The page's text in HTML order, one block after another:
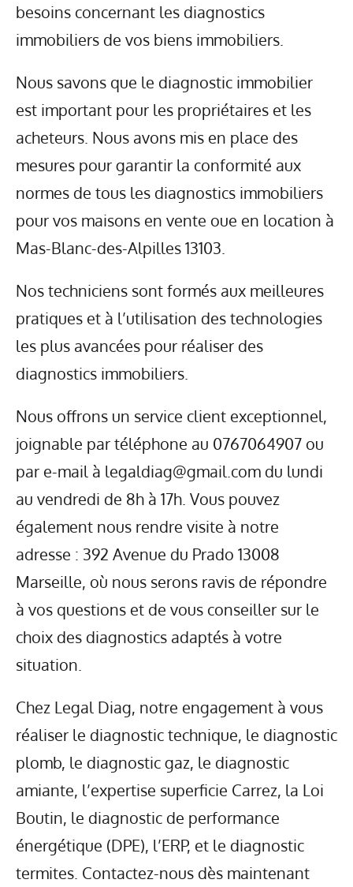
besoins concernant les diagnostics
immobiliers de vos biens immobiliers.
Nous savons que le diagnostic immobilier
est important pour les propriétaires et les
acheteurs. Nous avons mis en place des
mesures pour garantir la conformité aux
normes de tous les diagnostics immobiliers
pour vos maisons en vente oue en location à
Mas-Blanc-des-Alpilles 13103.
Nos techniciens sont formés aux meilleures
pratiques et à l’utilisation des technologies
les plus avancées pour réaliser des
diagnostics immobiliers.
Nous offrons un service client exceptionnel,
joignable par téléphone au 0767064907 ou
par e-mail à legaldiag@gmail.com du lundi
au vendredi de 8h à 17h. Vous pouvez
également nous rendre visite à notre
adresse : 392 Avenue du Prado 13008
Marseille, où nous serons ravis de répondre
à vos questions et de vous conseiller sur le
choix des diagnostics adaptés à votre
situation.
Chez Legal Diag, notre engagement à vous
réaliser le diagnostic technique, le diagnostic
plomb, le diagnostic gaz, le diagnostic
amiante, l’expertise superficie Carrez, la Loi
Boutin, le diagnostic de performance
énergétique (DPE), l’ERP, et le diagnostic
termites. Contactez-nous dès maintenant